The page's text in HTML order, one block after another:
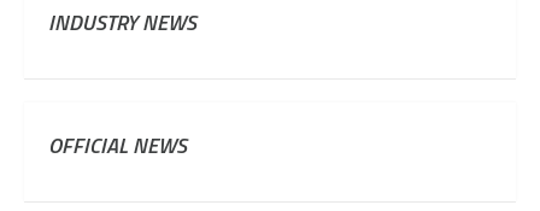
INDUSTRY NEWS
OFFICIAL NEWS